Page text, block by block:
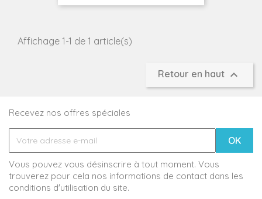
Affichage 1-1 de 1 article(s)
Retour en haut 
Recevez nos offres spéciales
Vous pouvez vous désinscrire à tout moment. Vous
trouverez pour cela nos informations de contact dans les
conditions d'utilisation du site.